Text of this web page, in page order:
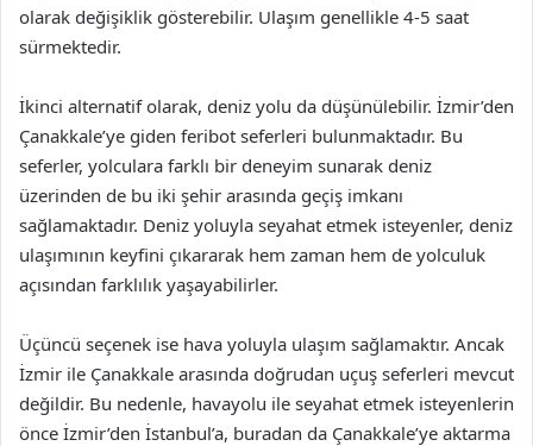
olarak değişiklik gösterebilir. Ulaşım genellikle 4-5 saat
sürmektedir.
İkinci alternatif olarak, deniz yolu da düşünülebilir. İzmir’den
Çanakkale’ye giden feribot seferleri bulunmaktadır. Bu
seferler, yolculara farklı bir deneyim sunarak deniz
üzerinden de bu iki şehir arasında geçiş imkanı
sağlamaktadır. Deniz yoluyla seyahat etmek isteyenler, deniz
ulaşımının keyfini çıkararak hem zaman hem de yolculuk
açısından farklılık yaşayabilirler.
Üçüncü seçenek ise hava yoluyla ulaşım sağlamaktır. Ancak
İzmir ile Çanakkale arasında doğrudan uçuş seferleri mevcut
değildir. Bu nedenle, havayolu ile seyahat etmek isteyenlerin
önce İzmir’den İstanbul’a, buradan da Çanakkale’ye aktarma